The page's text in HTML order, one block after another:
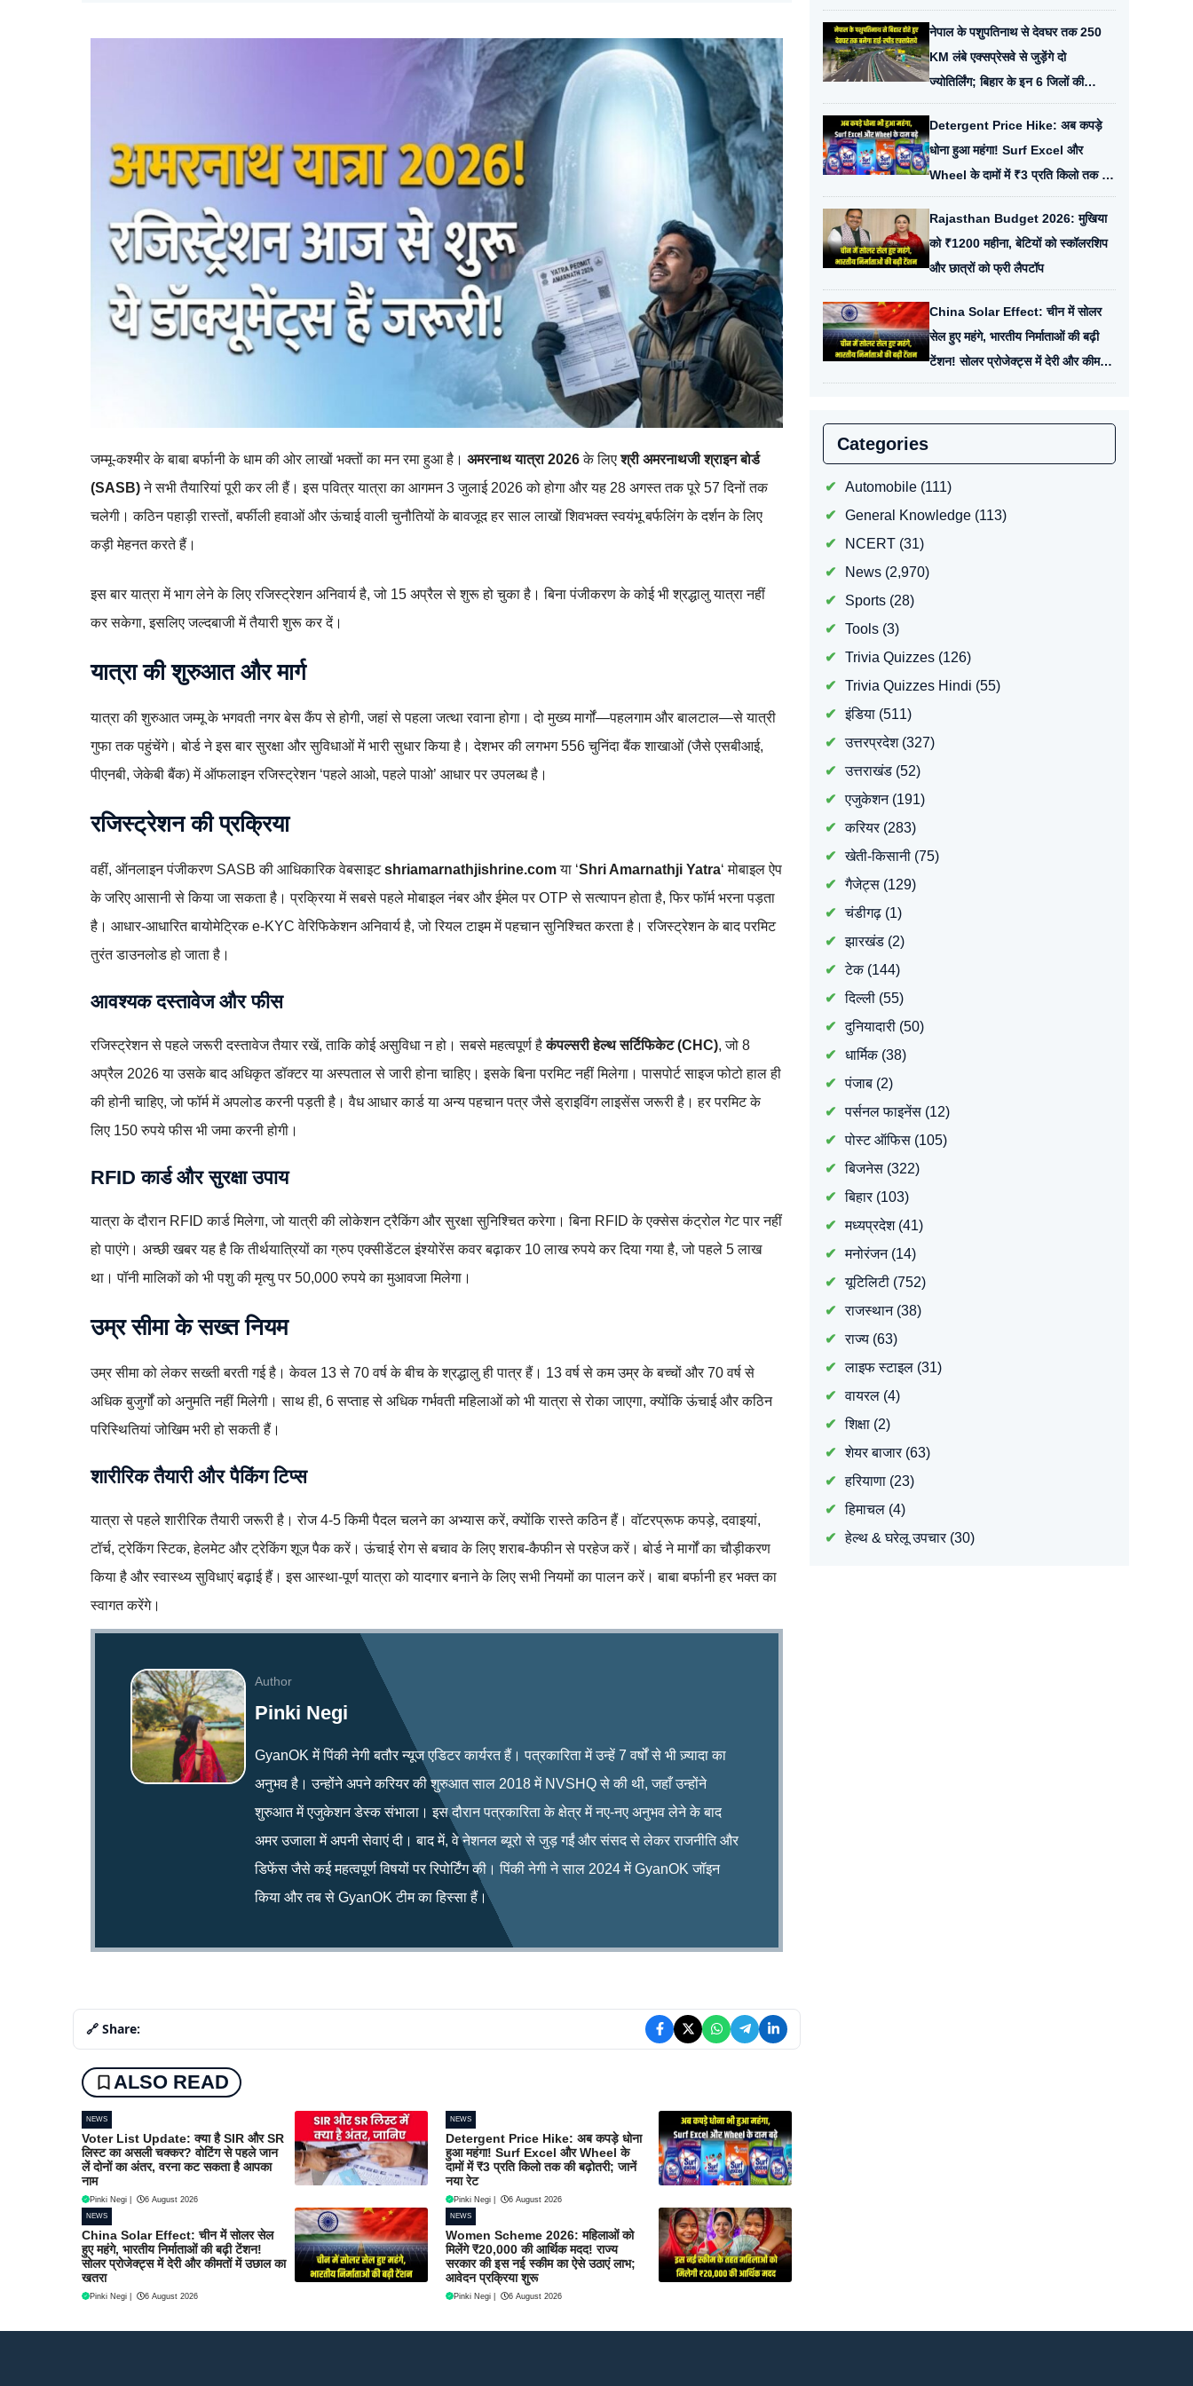
जम्मू-कश्मीर के बाबा बर्फानी के धाम की ओर लाखों भक्तों का मन रमा हुआ है। अमरनाथ यात्रा 2026के लिएश्री अमरनाथजी श्राइन बोर्ड
(SASB)ने सभी तैयारियां पूरी कर ली हैं। इस पवित्र यात्रा का आगमन 3 जुलाई 2026 को होगा और यह 28 अगस्त तक पूरे 57 दिनों तक
चलेगी। कठिन पहाड़ी रास्तों, बर्फीली हवाओं और ऊंचाई वाली चुनौतियों के बावजूद हर साल लाखों शिवभक्त स्वयंभू बर्फलिंग के दर्शन के लिए
कड़ी मेहनत करते हैं।
इस बार यात्रा में भाग लेने के लिए रजिस्ट्रेशन अनिवार्य है, जो 15 अप्रैल से शुरू हो चुका है। बिना पंजीकरण के कोई भी श्रद्धालु यात्रा नहीं
कर सकेगा, इसलिए जल्दबाजी में तैयारी शुरू कर दें।
यात्रा की शुरुआत और मार्ग
यात्रा की शुरुआत जम्मू के भगवती नगर बेस कैंप से होगी, जहां से पहला जत्था रवाना होगा। दो मुख्य मार्गों—पहलगाम और बालटाल—से यात्री
गुफा तक पहुंचेंगे। बोर्ड ने इस बार सुरक्षा और सुविधाओं में भारी सुधार किया है। देशभर की लगभग 556 चुनिंदा बैंक शाखाओं (जैसे एसबीआई,
पीएनबी, जेकेबी बैंक) में ऑफलाइन रजिस्ट्रेशन ‘पहले आओ, पहले पाओ’ आधार पर उपलब्ध है।
रजिस्ट्रेशन की प्रक्रिया
वहीं, ऑनलाइन पंजीकरण SASB की आधिकारिक वेबसाइटshriamarnathjishrine.comया ‘Shri Amarnathji Yatra‘ मोबाइल ऐप
के जरिए आसानी से किया जा सकता है। प्रक्रिया में सबसे पहले मोबाइल नंबर और ईमेल पर OTP से सत्यापन होता है, फिर फॉर्म भरना पड़ता
है। आधार-आधारित बायोमेट्रिक e-KYC वेरिफिकेशन अनिवार्य है, जो रियल टाइम में पहचान सुनिश्चित करता है। रजिस्ट्रेशन के बाद परमिट
तुरंत डाउनलोड हो जाता है।
आवश्यक दस्तावेज और फीस
रजिस्ट्रेशन से पहले जरूरी दस्तावेज तैयार रखें, ताकि कोई असुविधा न हो। सबसे महत्वपूर्ण हैकंपल्सरी हेल्थ सर्टिफिकेट (CHC), जो 8
अप्रैल 2026 या उसके बाद अधिकृत डॉक्टर या अस्पताल से जारी होना चाहिए। इसके बिना परमिट नहीं मिलेगा। पासपोर्ट साइज फोटो हाल ही
की होनी चाहिए, जो फॉर्म में अपलोड करनी पड़ती है। वैध आधार कार्ड या अन्य पहचान पत्र जैसे ड्राइविंग लाइसेंस जरूरी है। हर परमिट के
लिए 150 रुपये फीस भी जमा करनी होगी।
RFID कार्ड और सुरक्षा उपाय
यात्रा के दौरान RFID कार्ड मिलेगा, जो यात्री की लोकेशन ट्रैकिंग और सुरक्षा सुनिश्चित करेगा। बिना RFID के एक्सेस कंट्रोल गेट पार नहीं
हो पाएंगे। अच्छी खबर यह है कि तीर्थयात्रियों का ग्रुप एक्सीडेंटल इंश्योरेंस कवर बढ़ाकर 10 लाख रुपये कर दिया गया है, जो पहले 5 लाख
था। पॉनी मालिकों को भी पशु की मृत्यु पर 50,000 रुपये का मुआवजा मिलेगा।
उम्र सीमा के सख्त नियम
उम्र सीमा को लेकर सख्ती बरती गई है। केवल 13 से 70 वर्ष के बीच के श्रद्धालु ही पात्र हैं। 13 वर्ष से कम उम्र के बच्चों और 70 वर्ष से
अधिक बुजुर्गों को अनुमति नहीं मिलेगी। साथ ही, 6 सप्ताह से अधिक गर्भवती महिलाओं को भी यात्रा से रोका जाएगा, क्योंकि ऊंचाई और कठिन
परिस्थितियां जोखिम भरी हो सकती हैं।
शारीरिक तैयारी और पैकिंग टिप्स
यात्रा से पहले शारीरिक तैयारी जरूरी है। रोज 4-5 किमी पैदल चलने का अभ्यास करें, क्योंकि रास्ते कठिन हैं। वॉटरप्रूफ कपड़े, दवाइयां,
टॉर्च, ट्रेकिंग स्टिक, हेलमेट और ट्रेकिंग शूज पैक करें। ऊंचाई रोग से बचाव के लिए शराब-कैफीन से परहेज करें। बोर्ड ने मार्गों का चौड़ीकरण
किया है और स्वास्थ्य सुविधाएं बढ़ाई हैं। इस आस्था-पूर्ण यात्रा को यादगार बनाने के लिए सभी नियमों का पालन करें। बाबा बर्फानी हर भक्त का
स्वागत करेंगे।
Author
Pinki Negi
GyanOK में पिंकी नेगी बतौर न्यूज एडिटर कार्यरत हैं। पत्रकारिता में उन्हें 7 वर्षों से भी ज़्यादा का
अनुभव है। उन्होंने अपने करियर की शुरुआत साल 2018 में NVSHQ से की थी, जहाँ उन्होंने
शुरुआत में एजुकेशन डेस्क संभाला। इस दौरान पत्रकारिता के क्षेत्र में नए-नए अनुभव लेने के बाद
अमर उजाला में अपनी सेवाएं दी। बाद में, वे नेशनल ब्यूरो से जुड़ गईं और संसद से लेकर राजनीति और
डिफेंस जैसे कई महत्वपूर्ण विषयों पर रिपोर्टिंग की। पिंकी नेगी ने साल 2024 में GyanOK जॉइन
किया और तब से GyanOK टीम का हिस्सा हैं।
🔗 Share:
ALSO READ
NEWS
Voter List Update: क्या है SIR और SR
लिस्ट का असली चक्कर? वोटिंग से पहले जान
लें दोनों का अंतर, वरना कट सकता है आपका
नाम
Pinki Negi 6 August 2026
NEWS
Detergent Price Hike: अब कपड़े धोना
हुआ महंगा! Surf Excel और Wheel के
दामों में ₹3 प्रति किलो तक की बढ़ोतरी; जानें
नया रेट
Pinki Negi 6 August 2026
NEWS
China Solar Effect: चीन में सोलर सेल
हुए महंगे, भारतीय निर्माताओं की बढ़ी टेंशन!
सोलर प्रोजेक्ट्स में देरी और कीमतों में उछाल का
खतरा
Pinki Negi 6 August 2026
NEWS
Women Scheme 2026: महिलाओं को
मिलेंगे ₹20,000 की आर्थिक मदद! राज्य
सरकार की इस नई स्कीम का ऐसे उठाएं लाभ;
आवेदन प्रक्रिया शुरू
Pinki Negi 6 August 2026
सकता है आपका नाम
नेपाल के पशुपतिनाथ से देवघर तक 250
KM लंबे एक्सप्रेसवे से जुड़ेंगे दो
ज्योतिर्लिंग; बिहार के इन 6 जिलों की
चमकेगी किस्मत
Detergent Price Hike: अब कपड़े
धोना हुआ महंगा! Surf Excel और
Wheel के दामों में ₹3 प्रति किलो तक की
बढ़ोतरी; जानें नया रेट
Rajasthan Budget 2026: मुखिया
को ₹1200 महीना, बेटियों को स्कॉलरशिप
और छात्रों को फ्री लैपटॉप
China Solar Effect: चीन में सोलर
सेल हुए महंगे, भारतीय निर्माताओं की बढ़ी
टेंशन! सोलर प्रोजेक्ट्स में देरी और कीमतों
में उछाल का खतरा
Categories
Automobile(111)
General Knowledge(113)
NCERT(31)
News(2,970)
Sports(28)
Tools(3)
Trivia Quizzes(126)
Trivia Quizzes Hindi (55)
इंडिया(511)
उत्तरप्रदेश(327)
उत्तराखंड(52)
एजुकेशन(191)
करियर(283)
खेती-किसानी(75)
गैजेट्स(129)
चंडीगढ़(1)
झारखंड(2)
टेक(144)
दिल्ली(55)
दुनियादारी(50)
धार्मिक(38)
पंजाब(2)
पर्सनल फाइनेंस(12)
पोस्ट ऑफिस(105)
बिजनेस(322)
बिहार(103)
मध्यप्रदेश(41)
मनोरंजन(14)
यूटिलिटी(752)
राजस्थान(38)
राज्य(63)
लाइफ स्टाइल(31)
वायरल(4)
शिक्षा(2)
शेयर बाजार(63)
हरियाणा(23)
हिमाचल(4)
हेल्थ & घरेलू उपचार(30)